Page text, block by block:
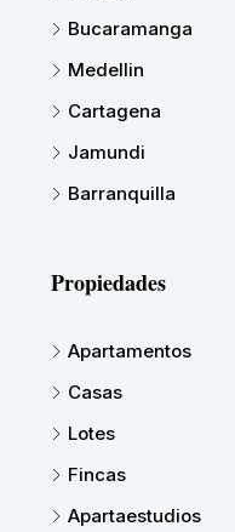
Bucaramanga
Medellin
Cartagena
Jamundi
Barranquilla
Propiedades
Apartamentos
Casas
Lotes
Fincas
Apartaestudios